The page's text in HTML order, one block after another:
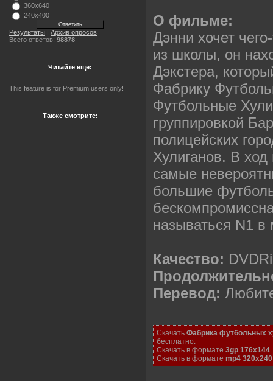
360x640
240x400
Результаты | Архив опросов
Всего ответов: 98878
Читайте еще:
This feature is for Premium users only!
Также смотрите:
О фильме:
Дэнни хочет
из школы, он
Дэкстера,
Фабрику
Футбольные
группировкой
полицейских
Хулиганов. В
самые
большие
называться N1
Качество:
Перевод:
Скачать Фабрика футбольных
бесплатно:
Скачать в формате 3gp 176x144
Скачать в формате mp4 320x240